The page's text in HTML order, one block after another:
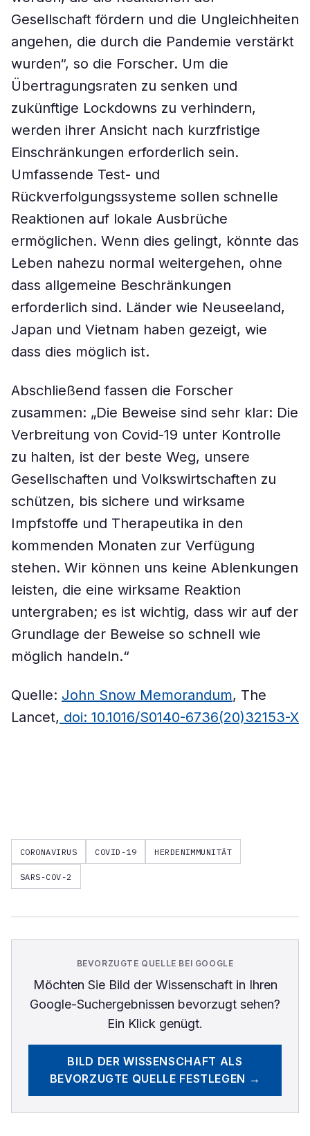
Gesellschaft fördern und die Ungleichheiten
angehen, die durch die Pandemie verstärkt
wurden“, so die Forscher. Um die
Übertragungsraten zu senken und
zukünftige Lockdowns zu verhindern,
werden ihrer Ansicht nach kurzfristige
Einschränkungen erforderlich sein.
Umfassende Test- und
Rückverfolgungssysteme sollen schnelle
Reaktionen auf lokale Ausbrüche
ermöglichen. Wenn dies gelingt, könnte das
Leben nahezu normal weitergehen, ohne
dass allgemeine Beschränkungen
erforderlich sind. Länder wie Neuseeland,
Japan und Vietnam haben gezeigt, wie
dass dies möglich ist.
Abschließend fassen die Forscher
zusammen: „Die Beweise sind sehr klar: Die
Verbreitung von Covid-19 unter Kontrolle
zu halten, ist der beste Weg, unsere
Gesellschaften und Volkswirtschaften zu
schützen, bis sichere und wirksame
Impfstoffe und Therapeutika in den
kommenden Monaten zur Verfügung
stehen. Wir können uns keine Ablenkungen
leisten, die eine wirksame Reaktion
untergraben; es ist wichtig, dass wir auf der
Grundlage der Beweise so schnell wie
möglich handeln.“
Quelle: John Snow Memorandum, The
Lancet, doi: 10.1016/S0140-6736(20)32153-X
CORONAVIRUS COVID-19 HERDENIMMUNITÄT
SARS-COV-2
BEVORZUGTE QUELLE BEI GOOGLE
Möchten Sie Bild der Wissenschaftin Ihren
Google-Suchergebnissen bevorzugt sehen?
Ein Klick genügt.
BILD DER WISSENSCHAFT ALS
BEVORZUGTE QUELLE FESTLEGEN →